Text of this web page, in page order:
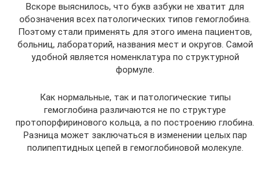
Вскоре выяснилось, что букв азбуки не хватит для
обозначения всех патологических типов гемоглобина.
Поэтому стали применять для этого имена пациентов,
больниц, лабораторий, названия мест и округов. Самой
удобной является номенклатура по структурной
формуле.
Как нормальные, так и патологические типы
гемоглобина различаются не по структуре
протопорфиринового кольца, а по построению глобина.
Разница может заключаться в изменении целых пар
полипептидных цепей в гемоглобиновой молекуле.